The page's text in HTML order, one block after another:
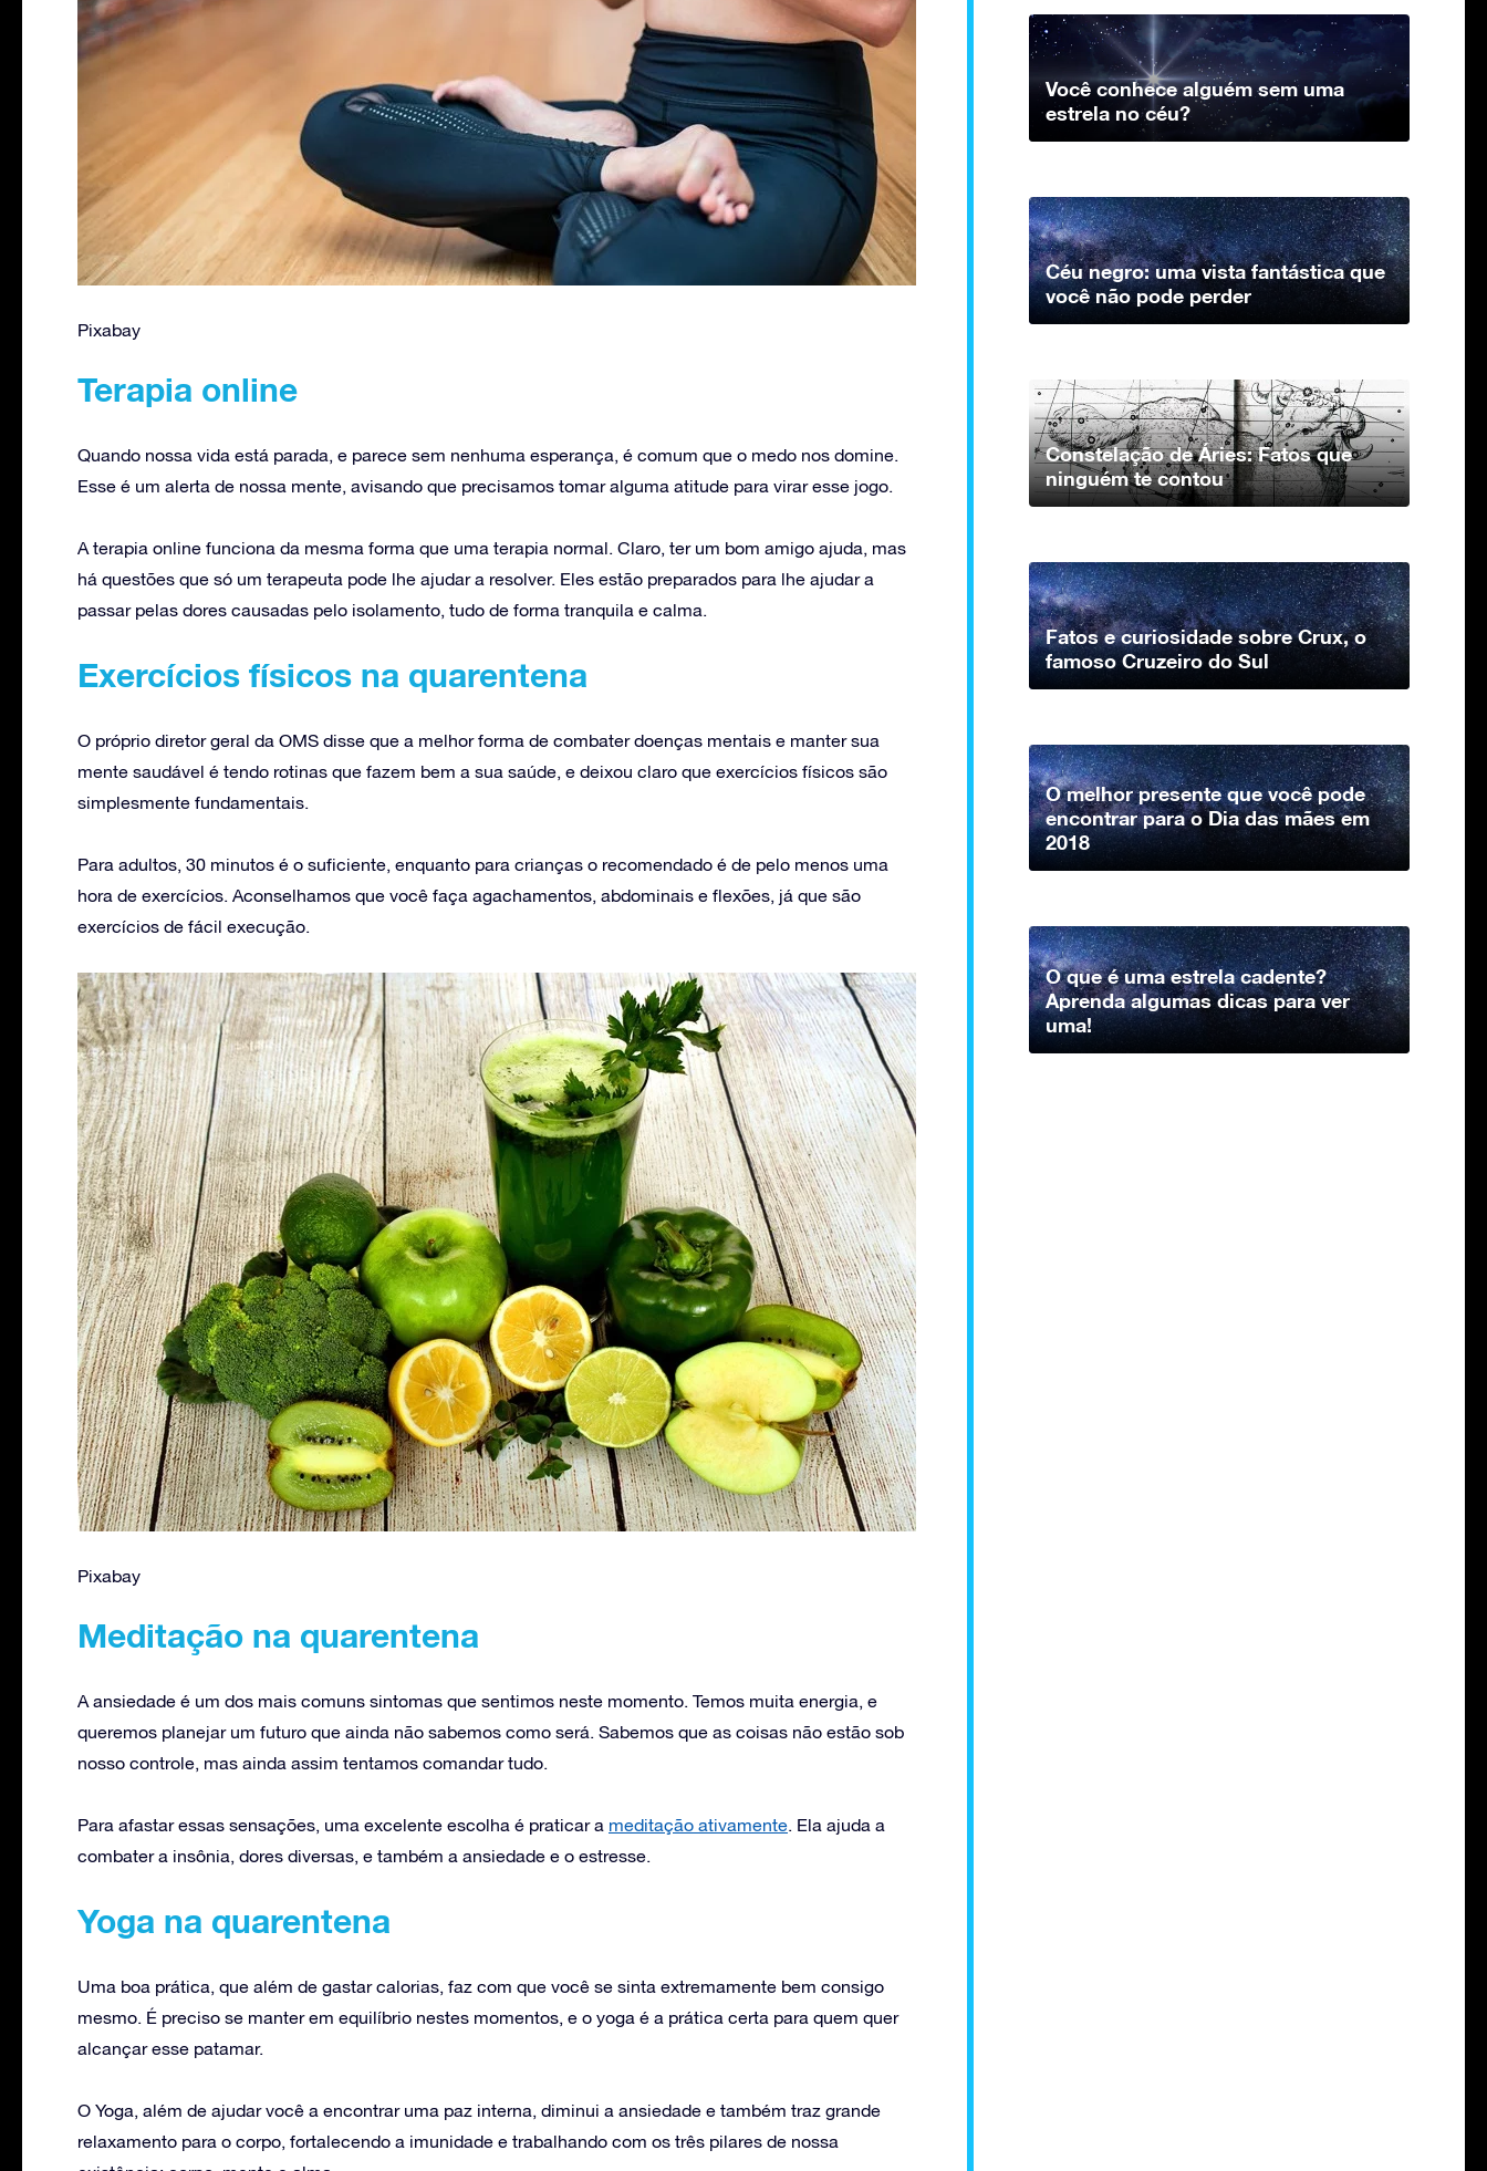
Pixabay
Terapia online
Quando nossa vida está parada, e parece sem nenhuma esperança, é comum que o medo nos domine.
Esse é um alerta de nossa mente, avisando que precisamos tomar alguma atitude para virar esse jogo.
A terapia online funciona da mesma forma que uma terapia normal. Claro, ter um bom amigo ajuda, mas
há questões que só um terapeuta pode lhe ajudar a resolver. Eles estão preparados para lhe ajudar a
passar pelas dores causadas pelo isolamento, tudo de forma tranquila e calma.
Exercícios físicos na quarentena
O próprio diretor geral da OMS disse que a melhor forma de combater doenças mentais e manter sua
mente saudável é tendo rotinas que fazem bem a sua saúde, e deixou claro que exercícios físicos são
simplesmente fundamentais.
Para adultos, 30 minutos é o suficiente, enquanto para crianças o recomendado é de pelo menos uma
hora de exercícios. Aconselhamos que você faça agachamentos, abdominais e flexões, já que são
exercícios de fácil execução.
Pixabay
Meditação na quarentena
A ansiedade é um dos mais comuns sintomas que sentimos neste momento. Temos muita energia, e
queremos planejar um futuro que ainda não sabemos como será. Sabemos que as coisas não estão sob
nosso controle, mas ainda assim tentamos comandar tudo.
Para afastar essas sensações, uma excelente escolha é praticar a meditação ativamente. Ela ajuda a
combater a insônia, dores diversas, e também a ansiedade e o estresse.
Yoga na quarentena
Uma boa prática, que além de gastar calorias, faz com que você se sinta extremamente bem consigo
mesmo. É preciso se manter em equilíbrio nestes momentos, e o yoga é a prática certa para quem quer
alcançar esse patamar.
O Yoga, além de ajudar você a encontrar uma paz interna, diminui a ansiedade e também traz grande
relaxamento para o corpo, fortalecendo a imunidade e trabalhando com os três pilares de nossa
Você conhece alguém sem uma
estrela no céu?
Céu negro: uma vista fantástica que
você não pode perder
Constelação de Áries: Fatos que
ninguém te contou
Fatos e curiosidade sobre Crux, o
famoso Cruzeiro do Sul
O melhor presente que você pode
encontrar para o Dia das mães em
2018
O que é uma estrela cadente?
Aprenda algumas dicas para ver
uma!